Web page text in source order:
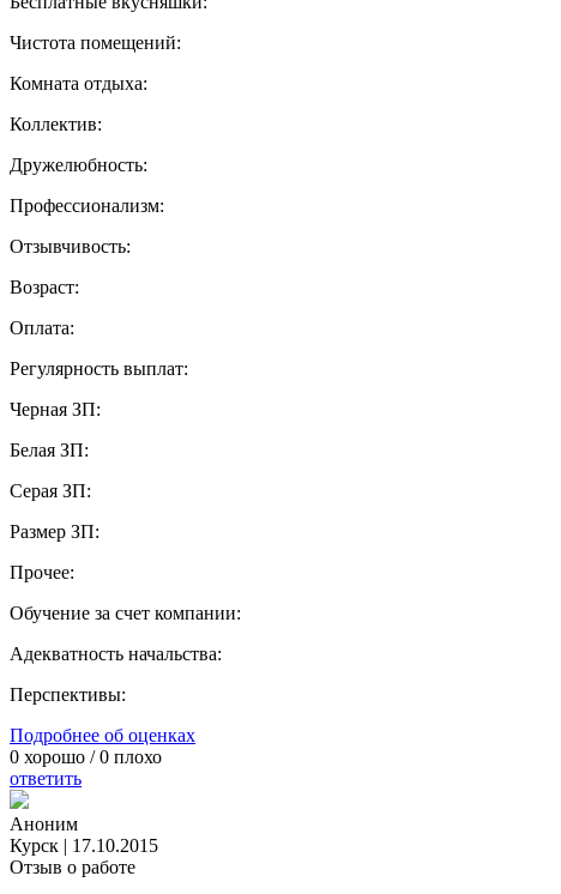
Чистота помещений:
Комната отдыха:
Коллектив:
Дружелюбность:
Профессионализм:
Отзывчивость:
Возраст:
Оплата:
Регулярность выплат:
Черная ЗП:
Белая ЗП:
Серая ЗП:
Размер ЗП:
Прочее:
Обучение за счет компании:
Адекватность начальства:
Перспективы:
Подробнее об оценках
0 хорошо /0 плохо
ответить
Аноним
Курск | 17.10.2015
Отзыв о работе